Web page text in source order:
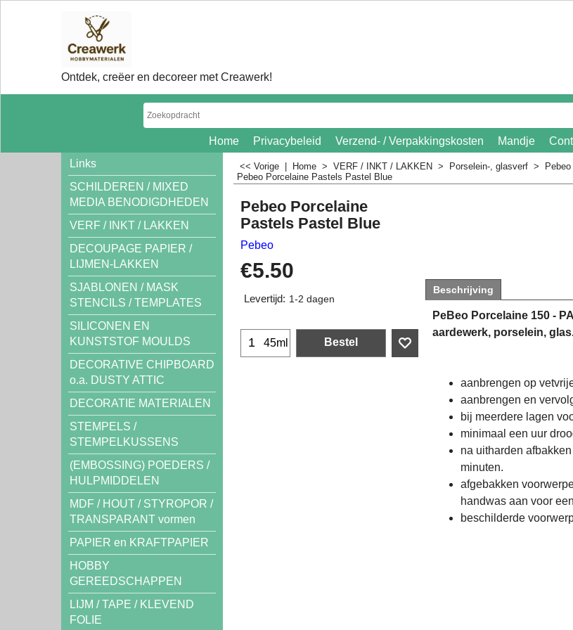
Ontdek, creëer en decoreer met Creawerk!
Home Privacybeleid Verzend- / Verpakkingskosten Mandje
Links
SCHILDEREN / MIXED
MEDIA BENODIGDHEDEN
VERF / INKT / LAKKEN
DECOUPAGE PAPIER /
LIJMEN-LAKKEN
SJABLONEN / MASK
STENCILS / TEMPLATES
SILICONEN EN
KUNSTSTOF MOULDS
DECORATIVE CHIPBOARD
o.a. DUSTY ATTIC
DECORATIE MATERIALEN
STEMPELS /
STEMPELKUSSENS
(EMBOSSING) POEDERS /
HULPMIDDELEN
MDF / HOUT / STYROPOR /
TRANSPARANT vormen
PAPIER en KRAFTPAPIER
HOBBY
GEREEDSCHAPPEN
LIJM / TAPE / KLEVEND
FOLIE
<< Vorige Home > VERF / INKT / LAKKEN > Porselein-, glasverf >
Pebeo Porcelaine Pastels Pastel Blue
Pebeo Porcelaine
Pastels Pastel Blue
Pebeo
€5.50
Levertijd: 1-2 dagen
45ml Bestel
Beschrijving
PeBeo Porcelaine 150 -
aardewerk, porselein,
aanbrengen op
aanbrengen en
bij meerdere lagen
minimaal een uur
na uitharden
minuten.
afgebakken
handwas aan voor
beschilderde